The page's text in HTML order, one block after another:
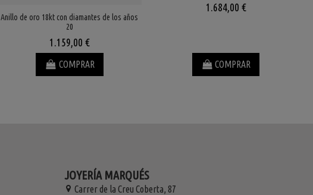
Anillo de oro 18kt con diamantes de los años
20
1.159,00 €
COMPRAR
1.684,00 €
COMPRAR
JOYERÍA MARQUÉS
Carrer de la Creu Coberta, 87